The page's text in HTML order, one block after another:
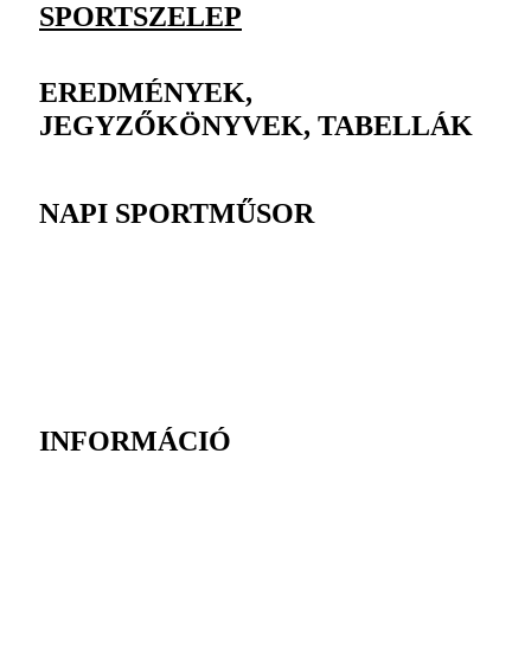
SPORTSZELEP
EREDMÉNYEK,
JEGYZŐKÖNYVEK, TABELLÁK
NAPI SPORTMŰSOR
INFORMÁCIÓ